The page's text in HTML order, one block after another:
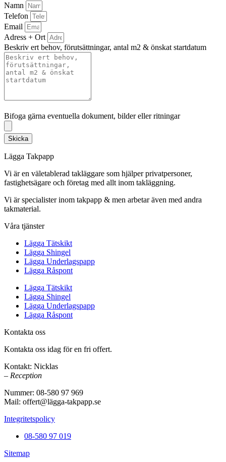
Namn
Telefon
Email
Adress + Ort
Beskriv ert behov, förutsättningar, antal m2 & önskat startdatum
Bifoga gärna eventuella dokument, bilder eller ritningar
Skicka
Lägga Takpapp
Vi är en väletablerad takläggare som hjälper privatpersoner,
fastighetsägare och företag med allt inom takläggning.
Vi är specialister inom takpapp & men arbetar även med andra
takmaterial.
Våra tjänster
Lägga Tätskikt
Lägga Shingel
Lägga Underlagspapp
Lägga Råspont
Lägga Tätskikt
Lägga Shingel
Lägga Underlagspapp
Lägga Råspont
Kontakta oss
Kontakta oss idag för en fri offert.
Kontakt: Nicklas
– Reception
Nummer: 08-580 97 969
Mail: offert@lägga-takpapp.se
Integritetspolicy
08-580 97 019
Sitemap